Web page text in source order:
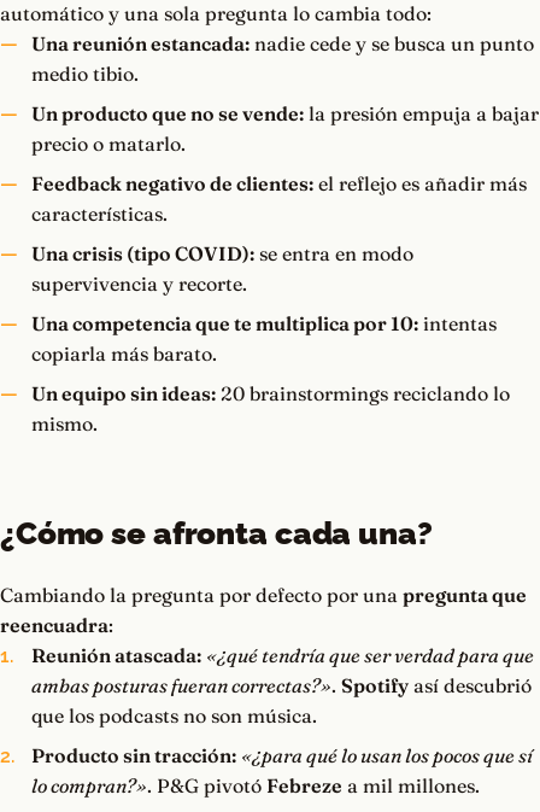
automático y una sola pregunta lo cambia todo:
Una reunión estancada:nadie cede y se busca un punto
medio tibio.
Un producto que no se vende:la presión empuja a bajar
precio o matarlo.
Feedback negativo de clientes:el reflejo es añadir más
características.
Una crisis (tipo COVID):se entra en modo
supervivencia y recorte.
Una competencia que te multiplica por 10:intentas
copiarla más barato.
Un equipo sin ideas:20 brainstormings reciclando lo
mismo.
¿Cómo se afronta cada una?
Cambiando la pregunta por defecto por una pregunta que
reencuadra:
Reunión atascada: «¿qué tendría que ser verdad para que
ambas posturas fueran correctas?». Spotifyasí descubrió
que los podcasts no son música.
Producto sin tracción: «¿para qué lo usan los pocos que sí
lo compran?». P&G pivotó Febreze a mil millones.